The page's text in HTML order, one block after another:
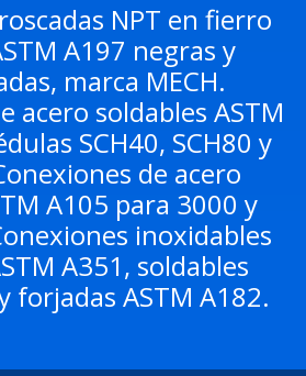
NPT en fierro
A197 negras y
marca MECH.
acero soldables ASTM
SCH40, SCH80 y
de acero
A105 para 3000 y
inoxidables
A351, soldables
forjadas ASTM A182.